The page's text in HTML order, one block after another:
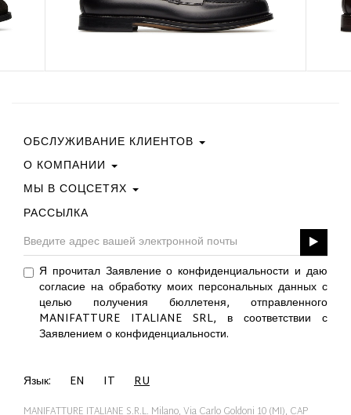
ОБСЛУЖИВАНИЕ КЛИЕНТОВ
Свяжитесь С Нами
Условия Покупки
Руководство По Выбору Размера
О КОМПАНИИ
Политика Конфиденциальности
Политика В Отношении Файлов Cookie
GPSR
МЫ В СОЦСЕТЯХ
Facebook
Instagram
Pinterest
Twitter
YouTube
LinkedIn
РАССЫЛКА
Я прочитал Заявление о конфиденциальности и даю
согласие на обработку моих персональных данных с
целью получения бюллетеня, отправленного
MANIFATTURE ITALIANE SRL, в соответствии с
Заявлением о конфиденциальности.
Язык: EN IT RU